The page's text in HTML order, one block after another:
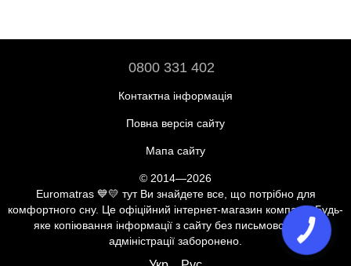
0800 331 402
Контактна інформація
Повна версія сайту
Мапа сайту
© 2014—2026
Euromatras 💙💛 тут Ви знайдете все, що потрібно для
комфортного сну. Це офіційний інтернет-магазин компанії. Будь-
яке копіювання інформації з сайту без письмової згоди
адміністрації заборонено.